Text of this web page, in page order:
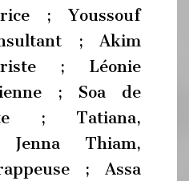
; Youssouf
; Akim
; Léonie
; Soa de
; Tatiana,
Thiam,
; Assa